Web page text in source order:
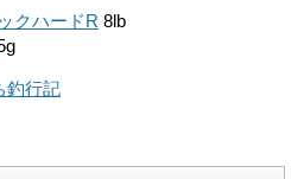
クハードR 8lb
釣行記